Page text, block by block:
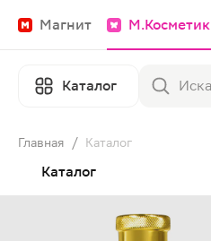
Магнит М.Косметик
Каталог
Главная / Каталог
Каталог